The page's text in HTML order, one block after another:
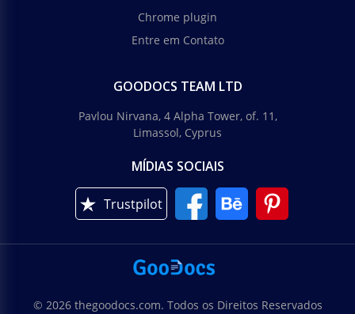
Chrome plugin
Entre em Contato
GOODOCS TEAM LTD
Pavlou Nirvana, 4 Alpha Tower, of. 11,
Limassol, Cyprus
MÍDIAS SOCIAIS
Trustpilot
© 2026 thegoodocs.com. Todos os Direitos Reservados